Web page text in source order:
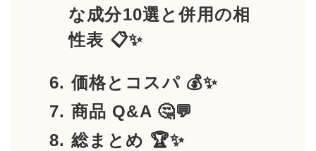
な成分10選と併用の相
性表 📋✨
6. 価格とコスパ 💰✨
7. 商品 Q&A 🤔💬
8. 総まとめ 🏆✨